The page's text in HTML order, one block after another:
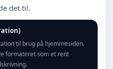
det til.
til brug på hjemmesiden.
formateret som et rent